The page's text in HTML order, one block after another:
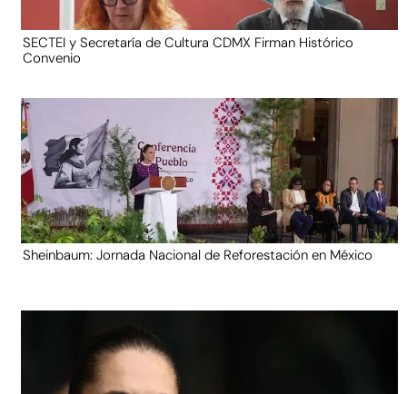
SECTEI y Secretaría de Cultura CDMX Firman Histórico
Convenio
Sheinbaum: Jornada Nacional de Reforestación en México